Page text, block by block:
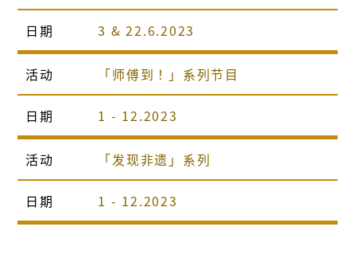
日期 3 & 22.6.2023
活动 「师傅到！」系列节目
日期 1 - 12.2023
活动 「发现非遗」系列
日期 1 - 12.2023